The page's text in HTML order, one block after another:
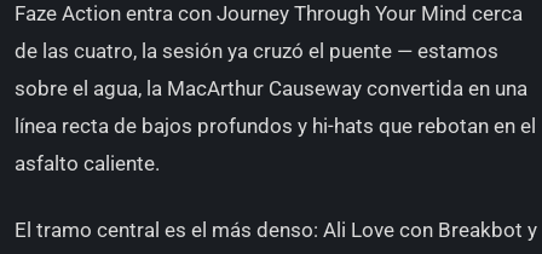
Faze Action entra con Journey Through Your Mind cerca
de las cuatro, la sesión ya cruzó el puente — estamos
sobre el agua, la MacArthur Causeway convertida en una
línea recta de bajos profundos y hi-hats que rebotan en el
asfalto caliente.
El tramo central es el más denso: Ali Love con Breakbot y